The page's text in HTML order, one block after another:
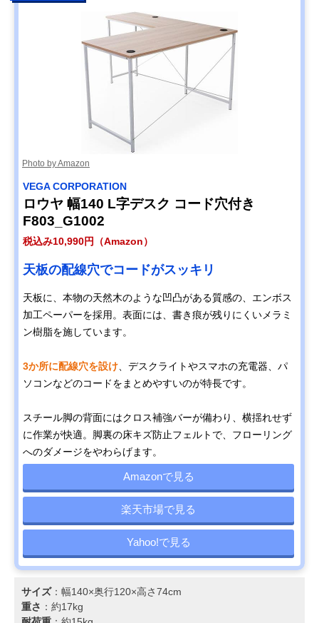
Photo by Amazon
‎VEGA CORPORATION
ロウヤ 幅140 L字デスク コード穴付き
F803_G1002
税込み10,990円（Amazon）
天板の配線穴でコードがスッキリ
天板に、本物の天然木のような凹凸がある質感の、エンボス
加工ペーパーを採用。表面には、書き痕が残りにくいメラミ
ン樹脂を施しています。
3か所に配線穴を設け 、デスクライトやスマホの充電器、パ
ソコンなどのコードをまとめやすいのが特長です。
スチール脚の背面にはクロス補強バーが備わり、横揺れせず
に作業が快適。脚裏の床キズ防止フェルトで、フローリング
へのダメージをやわらげます。
Amazonで見る
楽天市場で見る
Yahoo!で見る
サイズ：幅140×奥行120×高さ74cm
重さ ：約17kg